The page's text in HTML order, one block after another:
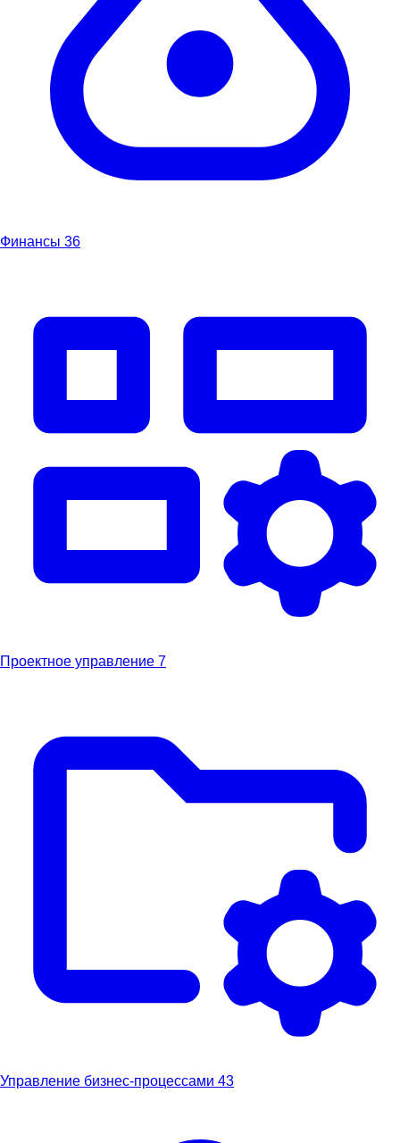
Финансы 36
Проектное управление 7
Управление бизнес-процессами 43